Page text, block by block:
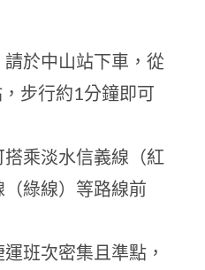
請於中山站下車，從
步行約1分鐘即可
搭乘淡水信義線（紅
綠線）等路線前
運班次密集且準點，